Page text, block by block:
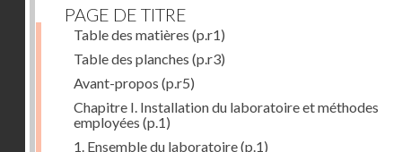
PAGE DE TITRE
Table des matières (p.r1)
Table des planches (p.r3)
Avant-propos (p.r5)
Chapitre I. Installation du laboratoire et méthodes
employées (p.1)
1. Ensemble du laboratoire(p.1)